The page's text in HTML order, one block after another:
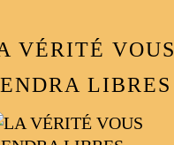
VÉRITÉ VOUS
LIBRES